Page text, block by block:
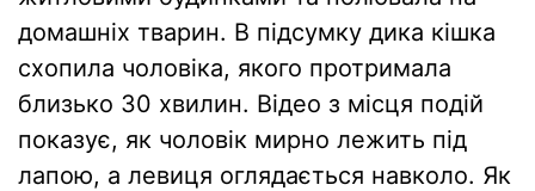
домашніх тварин. В підсумку дика кішка
схопила чоловіка, якого протримала
близько 30 хвилин. Відео з місця подій
показує, як чоловік мирно лежить під
лапою, а левиця оглядається навколо. Як